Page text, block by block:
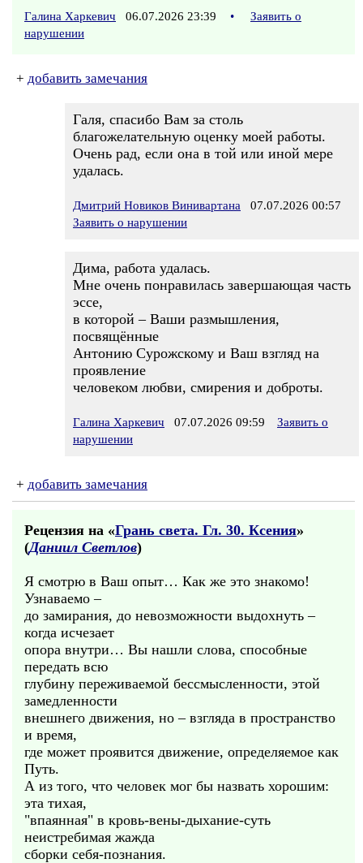
Галина Харкевич 06.07.2026 23:39 •
Заявить о
нарушении
+ добавить замечания
Галя, спасибо Вам за столь
благожелательную оценку моей работы.
Очень рад, если она в той или иной мере
удалась.
Дмитрий Новиков Винивартана 07.07.2026 00:57
Заявить о нарушении
Дима, работа удалась.
Мне очень понравилась завершающая часть
эссе,
в которой – Ваши размышления,
посвящённые
Антонию Сурожскому и Ваш взгляд на
проявление
человеком любви, смирения и доброты.
Галина Харкевич 07.07.2026 09:59
Заявить о
нарушении
+ добавить замечания
Рецензия на «Грань света. Гл. 30. Ксения»
(Даниил Светлов)
Я смотрю в Ваш опыт… Как же это знакомо!
Узнаваемо –
до замирания, до невозможности выдохнуть –
когда исчезает
опора внутри… Вы нашли слова, способные
передать всю
глубину переживаемой бессмысленности, этой
замедленности
внешнего движения, но – взгляда в пространство
и время,
где может проявится движение, определяемое как
Путь.
А из того, что человек мог бы назвать хорошим:
эта тихая,
"впаянная" в кровь-вены-дыхание-суть
неистребимая жажда
сборки себя-познания.